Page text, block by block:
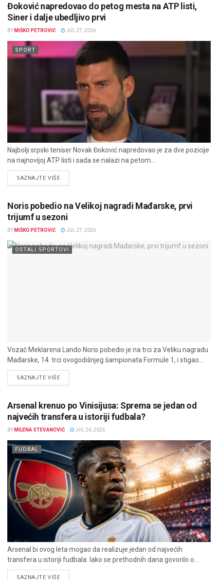
Đoković napredovao do petog mesta na ATP listi,
Siner i dalje ubedljivo prvi
BY MIŠKO PETROVIĆ JUL 27, 2026
SPORT
Najbolji srpski teniser Novak Đoković napredovao je za dve pozicije
na najnovijoj ATP listi i sada se nalazi na petom...
SAZNAJTE VIŠEDETAILS
Noris pobedio na Velikoj nagradi Mađarske, prvi
trijumf u sezoni
BY MIŠKO PETROVIĆ JUL 27, 2026
OSTALI SPORTOVI
Vozač Meklarena Lando Noris pobedio je na trci za Veliku nagradu
Mađarske, 14. trci ovogodišnjeg šampionata Formule 1, i stigao...
SAZNAJTE VIŠEDETAILS
Arsenal krenuo po Vinisijusa: Sprema se jedan od
najvećih transfera u istoriji fudbala?
BY MILENA STEVANOVIĆ JUL 26, 2026
FUDBAL
Arsenal bi ovog leta mogao da realizuje jedan od najvećih
transfera u istoriji fudbala. Iako se prethodnih dana govorilo o...
SAZNAJTE VIŠEDETAILS